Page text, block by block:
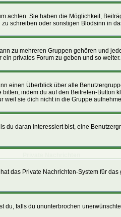
achten. Sie haben die Möglichkeit,
schreiben oder sonstigen Blödsinn in
zu mehreren Gruppen gehören und
privates Forum zu geben und so weiter.
einen Überblick über alle
indem du auf den Beitreten-
weil sie dich nicht in die Gruppe
daran interessiert bist, eine
das Private Nachrichten-System für
falls du ununterbrochen